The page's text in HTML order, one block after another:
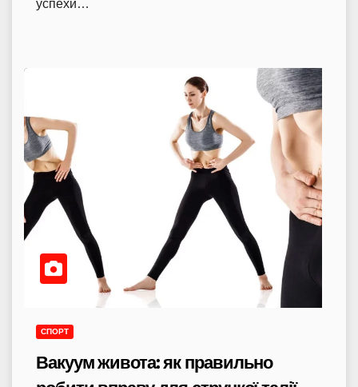
успехи…
СПОРТ
Вакуум живота: як правильно